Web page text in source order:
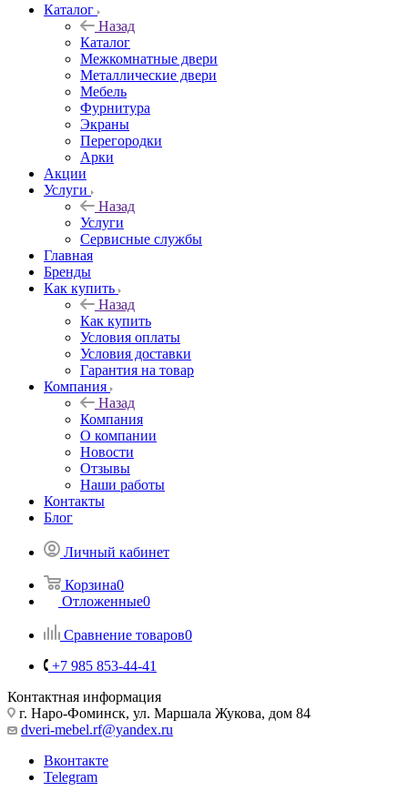
Каталог
Назад
Каталог
Межкомнатные двери
Металлические двери
Мебель
Фурнитура
Экраны
Перегородки
Арки
Акции
Услуги
Назад
Услуги
Сервисные службы
Главная
Бренды
Как купить
Назад
Как купить
Условия оплаты
Условия доставки
Гарантия на товар
Компания
Назад
Компания
О компании
Новости
Отзывы
Наши работы
Контакты
Блог
Личный кабинет
Корзина0
Отложенные0
Сравнение товаров0
+7 985 853-44-41
Контактная информация
г. Наро-Фоминск, ул. Маршала Жукова, дом 84
dveri-mebel.rf@yandex.ru
Вконтакте
Telegram